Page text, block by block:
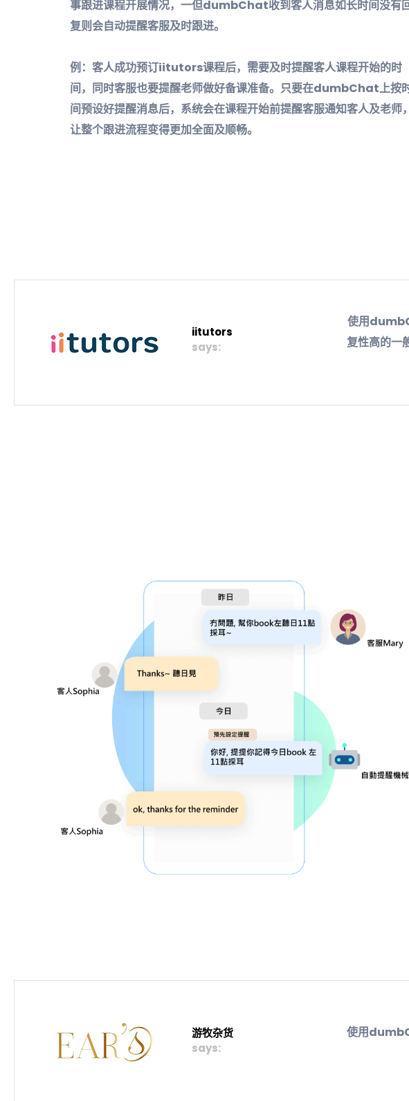
事跟进课程开展情况，一但dumbChat收到客人消息如长时间没有
复则会自动提醒客服及时跟进。
例：客人成功预订iitutors课程后，需要及时提醒客人课程开始的时
间，同时客服也要提醒老师做好备课准备。只要在dumbChat上按
间预设好提醒消息后，系统会在课程开始前提醒客服通知客人及老师，
让整个跟进流程变得更加全面及顺畅。
iitutors
says:
使用
复性高的一
游牧杂货
says:
使用